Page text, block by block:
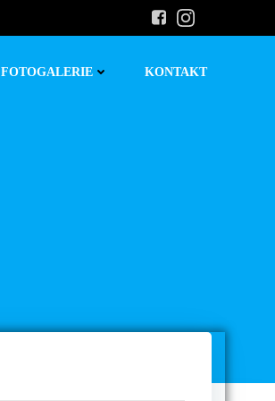
FOTOGALERIE KONTAKT